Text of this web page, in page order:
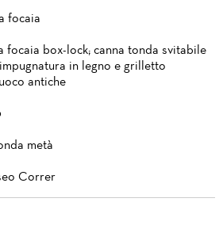
focaia
focaia box-lock; canna tonda svitabile
in legno e grilletto
antiche
metà
Correr